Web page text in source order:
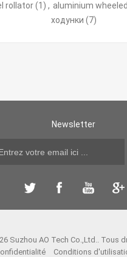
rollator (1) , aluminium
ходунки (7)
Newsletter
Suzhou AO Tech Co.,Ltd.. Tous
Conditions